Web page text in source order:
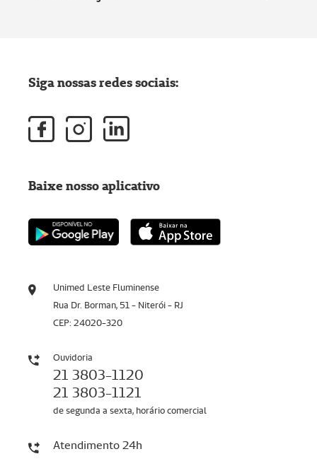
Unimed Leste Fluminense
Rua Dr. Borman, 51 - Niterói - RJ
CEP: 24020-320
Ouvidoria
21 3803-1120
21 3803-1121
de segunda a sexta, horário comercial
Atendimento 24h
Siga nossas redes sociais:
Baixe nosso aplicativo